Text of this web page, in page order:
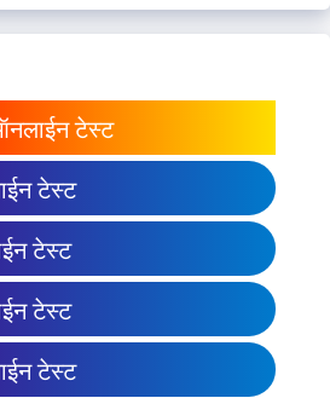
टेस्ट
टेस्ट
टेस्ट
टेस्ट
टेस्ट